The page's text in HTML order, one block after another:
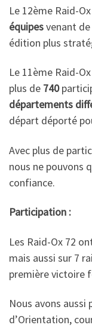
Le 12ème Raid-
équipesvenant de
édition plus
Le 11ème Raid-
plus de 740
départements
départ déporté
Avec plus de
nous ne pouvons
confiance.
Participation :
Les Raid-Ox 72
mais aussi sur 7
première victoire
Nous avons aussi
d’Orientation,